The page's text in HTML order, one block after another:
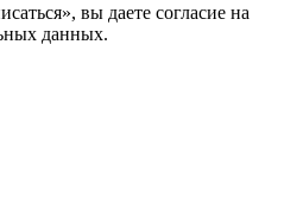
вы даете согласие на
данных.